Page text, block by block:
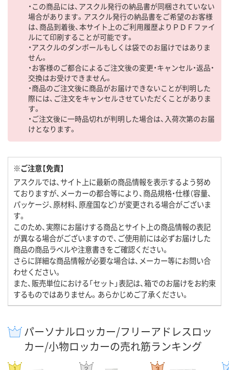
・この商品には、アスクル発行の納品書が同梱されていない
場合があります。アスクル発行の納品書をご希望のお客様
は、商品到着後、本サイト上のご利用履歴よりＰＤＦファイ
ルにて印刷することが可能です。
・アスクルのダンボールもしくは袋でのお届けではありま
せん。
・お客様のご都合によるご注文後の変更・キャンセル・返品・
交換はお受けできません。
・商品のご注文後に商品がお届けできないことが判明した
際には、ご注文をキャンセルさせていただくことがありま
す。
・ご注文後に一時品切れが判明した場合は、入荷次第のお届
けとなります。
※ご注意【免責】
アスクルでは、サイト上に最新の商品情報を表示するよう努め
ておりますが、メーカーの都合等により、商品規格・仕様（容量、
パッケージ、原材料、原産国など）が変更される場合がございま
す。
このため、実際にお届けする商品とサイト上の商品情報の表記
が異なる場合がございますので、ご使用前には必ずお届けした
商品の商品ラベルや注意書きをご確認ください。
さらに詳細な商品情報が必要な場合は、メーカー等にお問い合
わせください。
また、販売単位における「セット」表記は、箱でのお届けをお約束
するものではありません。あらかじめご了承ください。
パーソナルロッカー/フリーアドレスロッ
カー/小物ロッカーの売れ筋ランキング